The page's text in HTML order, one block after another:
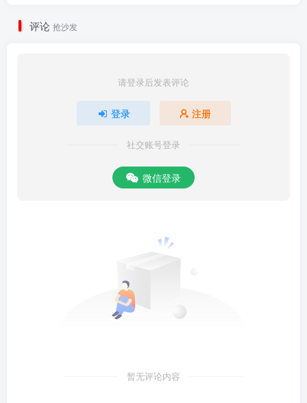
评论 抢沙发
请登录后发表评论
登录 注册
社交账号登录
微信登录
暂无评论内容